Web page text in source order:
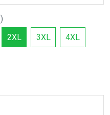
)
2XL 3XL 4XL